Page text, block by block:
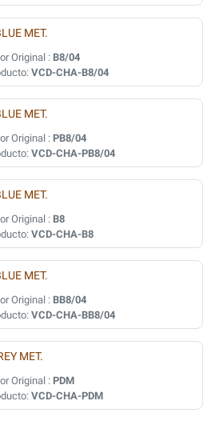
MET.
Original : B8/04
VCD-CHA-B8/04
MET.
Original : PB8/04
VCD-CHA-PB8/04
MET.
Original : B8
VCD-CHA-B8
MET.
Original : BB8/04
VCD-CHA-BB8/04
MET.
Original : PDM
VCD-CHA-PDM